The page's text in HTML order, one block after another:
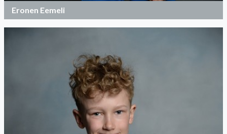
Eronen Eemeli